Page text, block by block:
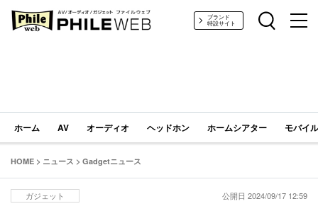
PHILE WEB｜AV/オーディオ/ガジェットブランド
特設サイト
ホーム AV オーディオ ヘッドホン ホームシアター モバイ
HOME > ニュース > Gadgetニュース
ガジェット 公開日 2024/09/17 12:59